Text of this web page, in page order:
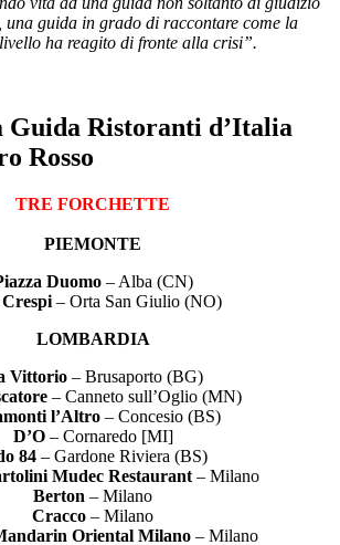
una guida in grado di raccontare come la
ha reagito di fronte alla crisi”.
Guida Ristoranti d’Italia
Rosso
TRE FORCHETTE
PIEMONTE
Duomo – Alba (CN)
– Orta San Giulio (NO)
LOMBARDIA
Vittorio– Brusaporto (BG)
– Canneto sull’Oglio (MN)
l’Altro– Concesio (BS)
D’O – Cornaredo [MI]
84– Gardone Riviera (BS)
Mudec Restaurant – Milano
Berton – Milano
Cracco – Milano
Oriental Milano– Milano